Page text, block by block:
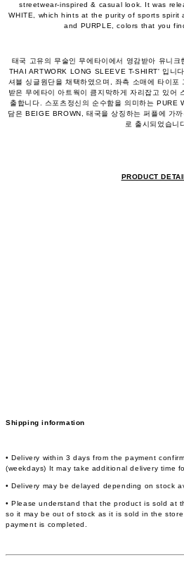
streetwear-inspired & casual look. It was
WHITE, which hints at the purity of sports spirit
and PURPLE, colors that you
태국 고유의 무술인 무에타이에서 영감받아 유니
THAI ARTWORK LONG SLEEVE T-SHIRT' 입니
셔블 싱글원단을 채택하였으며, 좌측 소매에 타이포
받은 무에타이 아트웍이 큼지막하게 자리잡고 있어
출합니다. 스포츠정신의 순수함을 의미하는 PURE
담은 BEIGE BROWN, 태국을 상징하는 퍼플에 가
로 출시되었습니
PRODUCT
Shipping information
• Delivery within 3 days from the payment
(weekdays) It may take additional delivery time
• Delivery may be delayed depending on stock
• Please understand that the product is sold at
so it may be out of stock as it is sold in the
payment is completed.